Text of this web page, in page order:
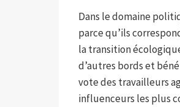
Dans le domaine
parce qu’ils
la transition
d’autres bords et
vote des travailleurs
influenceurs les plus